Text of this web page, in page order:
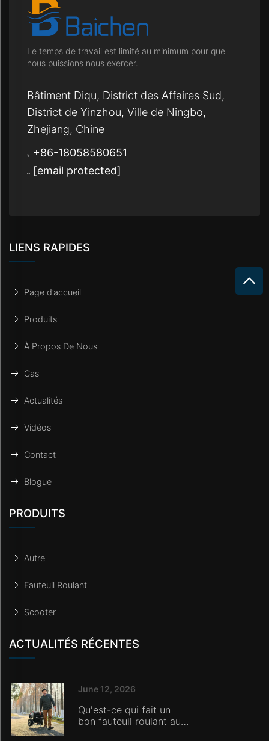
Le temps de travail est limité au minimum pour que
nous puissions nous exercer.
Bâtiment Diqu, District des Affaires Sud,
District de Yinzhou, Ville de Ningbo,
Zhejiang, Chine
+86-18058580651
[email protected]
LIENS RAPIDES
Page d’accueil
Produits
À Propos De Nous
Cas
Actualités
Vidéos
Contact
Blogue
PRODUITS
Autre
Fauteuil Roulant
Scooter
ACTUALITÉS RÉCENTES
June 12, 2026
Qu'est-ce qui fait un
bon fauteuil roulant aux